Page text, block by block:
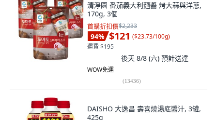
清淨園 番茄義大利麵醬 烤大蒜與洋蔥,
170g, 3個
首購折扣價$2,233
94% $121 ($23.73/100g)
運費 $195
後天 8/8 (六) 預計送達
WOW免運
(13436)
DAISHO 大逸昌 壽喜燒湯底醬汁, 3罐,
425g